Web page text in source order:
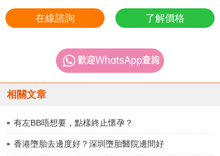
在線諮詢 了解價格
相關文章
有左BB唔想要，點樣終止懷孕？
香港墮胎去邊度好？深圳墮胎醫院邊間好